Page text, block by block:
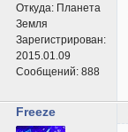
Откуда: Планета
Земля
Зарегистрирован:
2015.01.09
Сообщений: 888
Freeze